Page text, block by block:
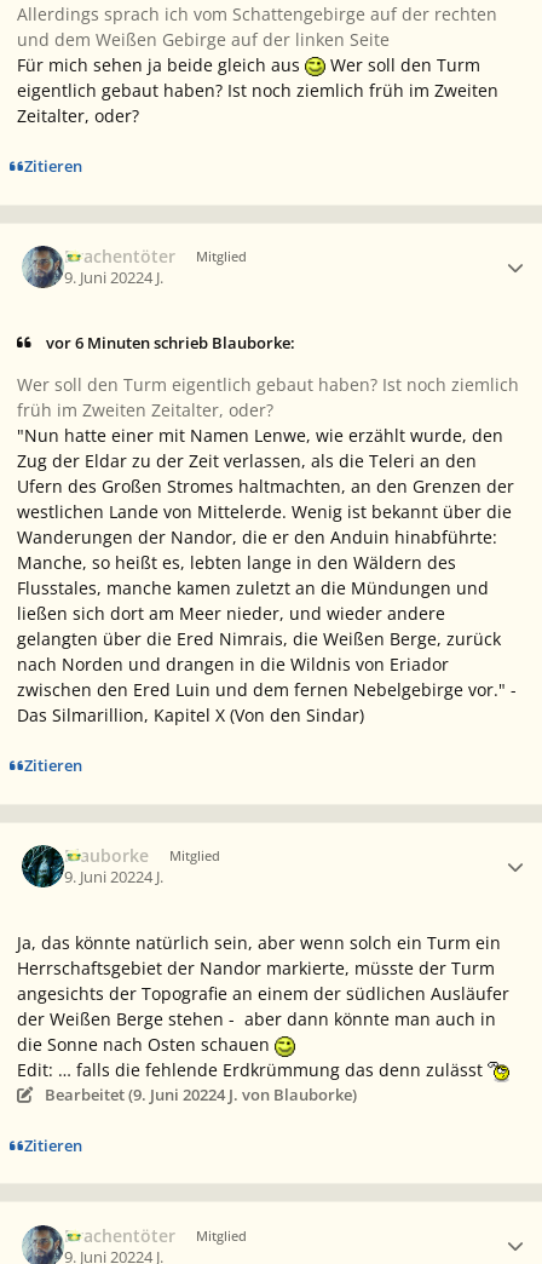
Allerdings sprach ich vom Schattengebirge auf der rechten
und dem Weißen Gebirge auf der linken Seite
Für mich sehen ja beide gleich aus
Wer soll den Turm
eigentlich gebaut haben? Ist noch ziemlich früh im Zweiten
Zeitalter, oder?
Zitieren
Drachentöter Mitglied
9. Juni 20224 J.
vor 6 Minuten schrieb Blauborke:
Wer soll den Turm eigentlich gebaut haben? Ist noch ziemlich
früh im Zweiten Zeitalter, oder?
"Nun hatte einer mit Namen Lenwe, wie erzählt wurde, den
Zug der Eldar zu der Zeit verlassen, als die Teleri an den
Ufern des Großen Stromes haltmachten, an den Grenzen der
westlichen Lande von Mittelerde. Wenig ist bekannt über die
Wanderungen der Nandor, die er den Anduin hinabführte:
Manche, so heißt es, lebten lange in den Wäldern des
Flusstales, manche kamen zuletzt an die Mündungen und
ließen sich dort am Meer nieder, und wieder andere
gelangten über die Ered Nimrais, die Weißen Berge, zurück
nach Norden und drangen in die Wildnis von Eriador
zwischen den Ered Luin und dem fernen Nebelgebirge vor." -
Das Silmarillion, Kapitel X (Von den Sindar)
Zitieren
Blauborke Mitglied
9. Juni 20224 J.
Ja, das könnte natürlich sein, aber wenn solch ein Turm ein
Herrschaftsgebiet der Nandor markierte, müsste der Turm
angesichts der Topografie an einem der südlichen Ausläufer
der Weißen Berge stehen - aber dann könnte man auch in
die Sonne nach Osten schauen
Edit: … falls die fehlende Erdkrümmung das denn zulässt
Bearbeitet (9. Juni 20224 J. von Blauborke)
Zitieren
Drachentöter Mitglied
9. Juni 20224 J.